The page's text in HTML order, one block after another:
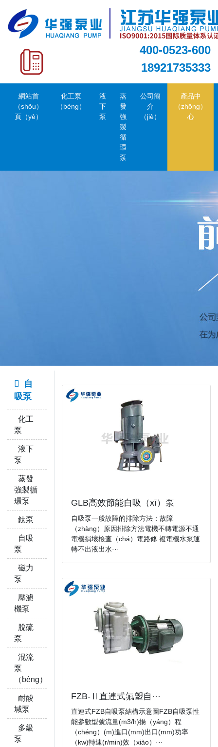
400-0523-600
18921735333
網站首
（shǒu）
頁（yè）
化工泵
（bèng）
液
下
泵
蒸
發
強
製
循
環
泵
公司簡
介
（jiè）
產品中
（zhōng）
心
自
吸泵
化工
泵
液下
泵
蒸發
強製循
環泵
鈦泵
自吸
泵
磁力
泵
壓濾
機泵
脫硫
泵
混流
泵
（bèng）
耐酸
堿泵
多級
泵
GLB高效節能自吸（xī）泵
自吸泵一般故障的排除方法：故障
（zhàng）原因排除方法電機不轉電源不通
電機損壞檢查（chá）電路修 複電機水泵運
轉不出液出水···
FZB-Ⅱ直連式氟塑自···
直連式FZB自吸泵結構示意圖FZB自吸泵性
能參數型號流量(m3/h)揚（yáng）程
（chéng）(m)進口(mm)出口(mm)功率
（kw)轉速(r/min)效（xiào）···